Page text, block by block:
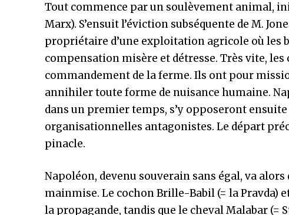
Tout commence par un soulèvement animal,
Marx). S’ensuit l’éviction subséquente de M.
propriétaire d’une exploitation agricole où les
compensation misère et détresse. Très vite,
commandement de la ferme. Ils ont pour
annihiler toute forme de nuisance humaine.
dans un premier temps, s’y opposeront
organisationnelles antagonistes. Le départ
pinacle.
Napoléon, devenu souverain sans égal, va
mainmise. Le cochon Brille-Babil (= la Pravda)
la propagande, tandis que le cheval Malabar